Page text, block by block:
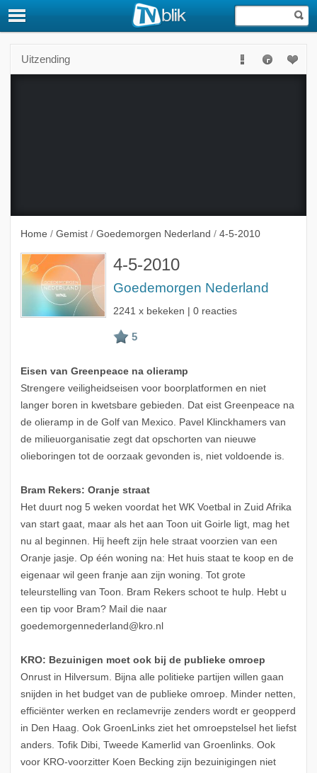
Uitzending
Deze uitzending is niet langer beschikbaar.
Home / Gemist / Goedemorgen Nederland / 4-5-2010
4-5-2010
Goedemorgen Nederland
2241 x bekeken | 0 reacties
Eisen van Greenpeace na olieramp
Strengere veiligheidseisen voor boorplatformen en niet
langer boren in kwetsbare gebieden. Dat eist Greenpeace na
de olieramp in de Golf van Mexico. Pavel Klinckhamers van
de milieuorganisatie zegt dat opschorten van nieuwe
olieboringen tot de oorzaak gevonden is, niet voldoende is.
Bram Rekers: Oranje straat
Het duurt nog 5 weken voordat het WK Voetbal in Zuid Afrika
van start gaat, maar als het aan Toon uit Goirle ligt, mag het
nu al beginnen. Hij heeft zijn hele straat voorzien van een
Oranje jasje. Op één woning na: Het huis staat te koop en de
eigenaar wil geen franje aan zijn woning. Tot grote
teleurstelling van Toon. Bram Rekers schoot te hulp. Hebt u
een tip voor Bram? Mail die naar
goedemorgennederland@kro.nl
KRO: Bezuinigen moet ook bij de publieke omroep
Onrust in Hilversum. Bijna alle politieke partijen willen gaan
snijden in het budget van de publieke omroep. Minder netten,
efficiënter werken en reclamevrije zenders wordt er geopperd
in Den Haag. Ook GroenLinks ziet het omroepstelsel het liefst
anders. Tofik Dibi, Tweede Kamerlid van Groenlinks. Ook
voor KRO-voorzitter Koen Becking zijn bezuinigingen niet